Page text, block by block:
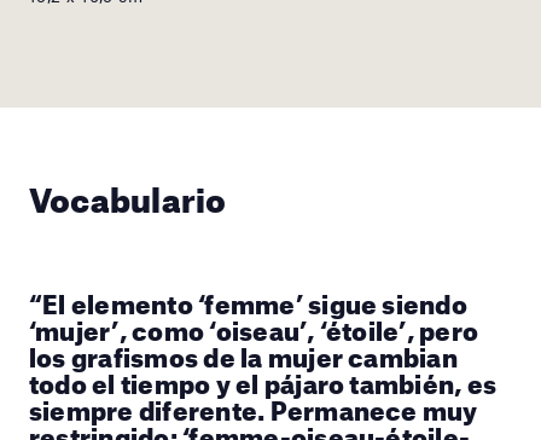
Vocabulario
“El elemento ‘femme’ sigue siendo
‘mujer’, como ‘oiseau’, ‘étoile’, pero
los grafismos de la mujer cambian
todo el tiempo y el pájaro también, es
siempre diferente. Permanece muy